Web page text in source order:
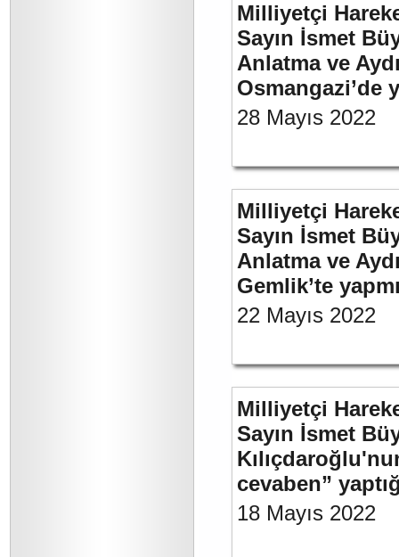
Milliyetçi
Sayın İsmet
Anlatma ve
Osmangazi’de
28 Mayıs 2022
Milliyetçi
Sayın İsmet
Anlatma ve
Gemlik’te
22 Mayıs 2022
Milliyetçi
Sayın İsmet
cevaben”
18 Mayıs 2022